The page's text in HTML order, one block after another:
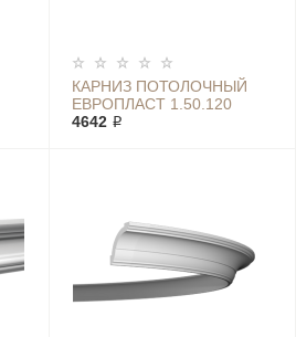
КАРНИЗ ПОТОЛОЧНЫЙ
ЕВРОПЛАСТ 1.50.120
4642 ₽